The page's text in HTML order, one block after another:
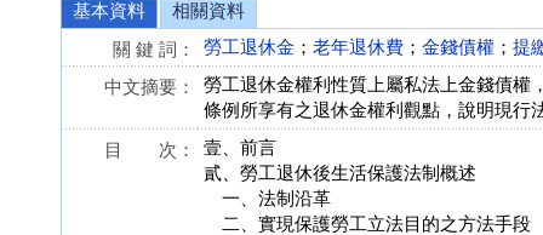
基本資料
相關資料
關 鍵 詞：
勞工退休金 ； 老年退休費 ； 金錢債權 ； 提
中文摘要：
勞工退休金權利性質上屬私法上金錢債權
條例所享有之退休金權利觀點，說明現行
目 次：
壹、前言
貳、勞工退休後生活保護法制概述
一、法制沿革
二、實現保護勞工立法目的之方法手段